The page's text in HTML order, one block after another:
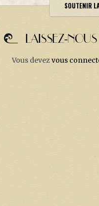
SOUTENIR
LAISSEZ-
Vous devezvous